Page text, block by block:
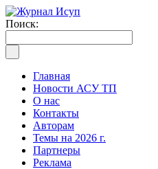
Поиск:
Главная
Новости АСУ ТП
О нас
Контакты
Авторам
Темы на 2026 г.
Партнеры
Реклама